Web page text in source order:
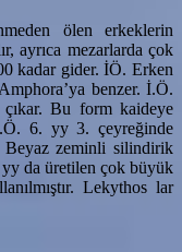
ölen erkeklerin
ayrıca mezarlarda çok
kadar gider. İÖ. Erken
benzer. İ.Ö.
Bu form kaideye
6. yy 3. çeyreğinde
zeminli silindirik
yy da üretilen çok büyük
Lekythos lar